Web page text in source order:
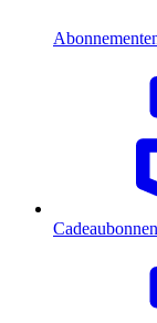
Cadeaubonnen